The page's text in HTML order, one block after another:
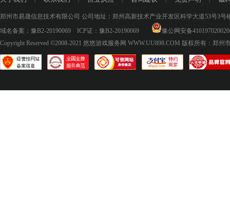
郑州市易晟信息技术有限公司 公司地址：郑州高新技术产业开发区科学大道53号3号
域名备案： 豫B2-20190069 ICP证： 豫B2-20190069
豫公网安备
Copyright Reserved ©2008-2021 悠悠游戏服务网 WWW.UU898.COM 版权所有：郑州